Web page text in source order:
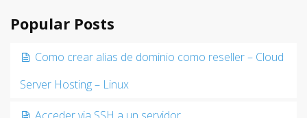
Popular Posts
Como crear alias de dominio como reseller – Cloud
Server Hosting – Linux